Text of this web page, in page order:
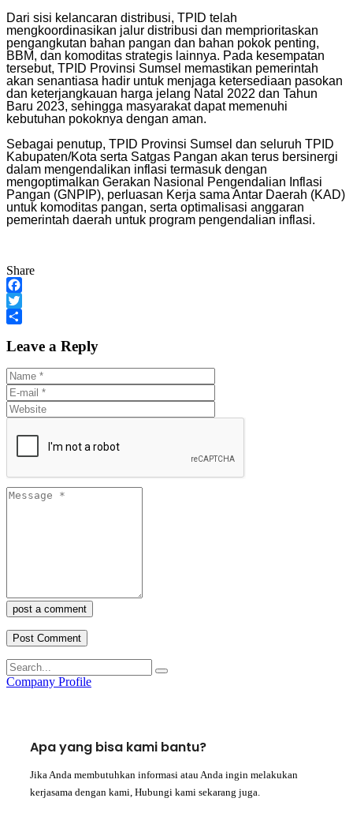
Dari sisi kelancaran distribusi, TPID telah
mengkoordinasikan jalur distribusi dan memprioritaskan
pengangkutan bahan pangan dan bahan pokok penting,
BBM, dan komoditas strategis lainnya. Pada kesempatan
tersebut, TPID Provinsi Sumsel memastikan pemerintah
akan senantiasa hadir untuk menjaga ketersediaan pasokan
dan keterjangkauan harga jelang Natal 2022 dan Tahun
Baru 2023, sehingga masyarakat dapat memenuhi
kebutuhan pokoknya dengan aman.
Sebagai penutup, TPID Provinsi Sumsel dan seluruh TPID
Kabupaten/Kota serta Satgas Pangan akan terus bersinergi
dalam mengendalikan inflasi termasuk dengan
mengoptimalkan Gerakan Nasional Pengendalian Inflasi
Pangan (GNPIP), perluasan Kerja sama Antar Daerah (KAD)
untuk komoditas pangan, serta optimalisasi anggaran
pemerintah daerah untuk program pengendalian inflasi.
Share
Facebook
Twitter
Leave a Reply
post a comment
Company Profile
Apa yang bisa kami bantu?
Jika Anda membutuhkan informasi atau Anda ingin melakukan
kerjasama dengan kami, Hubungi kami sekarang juga.